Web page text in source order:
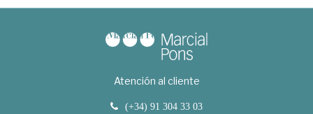
Atención al cliente
(+34) 91 304 33 03